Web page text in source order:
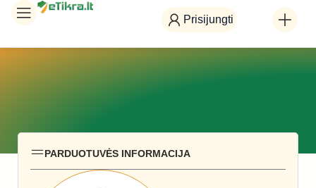
Prisijungti
PARDUOTUVĖS INFORMACIJA